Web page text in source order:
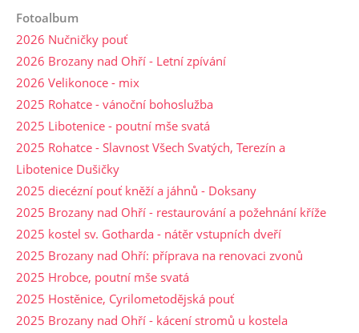
Fotoalbum
2026 Nučničky pouť
2026 Brozany nad Ohří - Letní zpívání
2026 Velikonoce - mix
2025 Rohatce - vánoční bohoslužba
2025 Libotenice - poutní mše svatá
2025 Rohatce - Slavnost Všech Svatých, Terezín a
Libotenice Dušičky
2025 diecézní pouť kněží a jáhnů - Doksany
2025 Brozany nad Ohří - restaurování a požehnání kříže
2025 kostel sv. Gotharda - nátěr vstupních dveří
2025 Brozany nad Ohří: příprava na renovaci zvonů
2025 Hrobce, poutní mše svatá
2025 Hostěnice, Cyrilometodějská pouť
2025 Brozany nad Ohří - kácení stromů u kostela